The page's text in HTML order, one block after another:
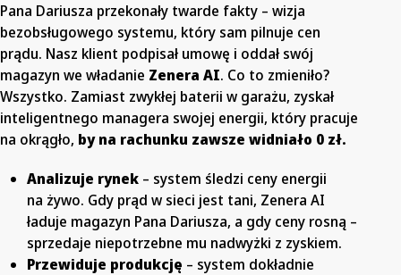
Pana Dariusza przekonały twarde fakty – wizja
bezobsługowego systemu, który sam pilnuje cen
prądu. Nasz klient podpisał umowę i oddał swój
magazyn we władanie Zenera AI. Co to zmieniło?
Wszystko. Zamiast zwykłej baterii w garażu, zyskał
inteligentnego managera swojej energii, który pracuje
na okrągło, by na rachunku zawsze widniało 0 zł.
Analizuje rynek – system śledzi ceny energii
na żywo. Gdy prąd w sieci jest tani, Zenera AI
ładuje magazyn Pana Dariusza, a gdy ceny rosną –
sprzedaje niepotrzebne mu nadwyżki z zyskiem.
Przewiduje produkcję – system dokładnie